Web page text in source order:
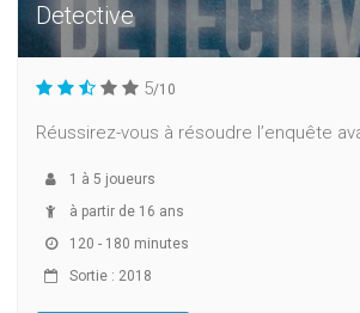
Detective
5/10
Réussirez-vous à résoudre l’enquête
1 à 5 joueurs
à partir de 16 ans
120 - 180 minutes
Sortie : 2018